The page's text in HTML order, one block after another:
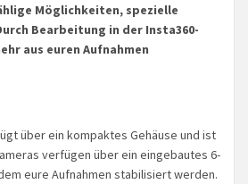
Möglichkeiten, spezielle
Bearbeitung in der Insta360-
aus euren Aufnahmen
über ein kompaktes Gehäuse und ist
verfügen über ein eingebautes 6-
eure Aufnahmen stabilisiert werden.